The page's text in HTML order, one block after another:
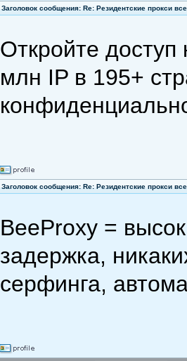
Заголовок сообщения: Re: Резидентские прокси
Откройте
млн IP в 195+
Заголовок сообщения: Re: Резидентские прокси
BeeProxy =
задержка,
серфинга,